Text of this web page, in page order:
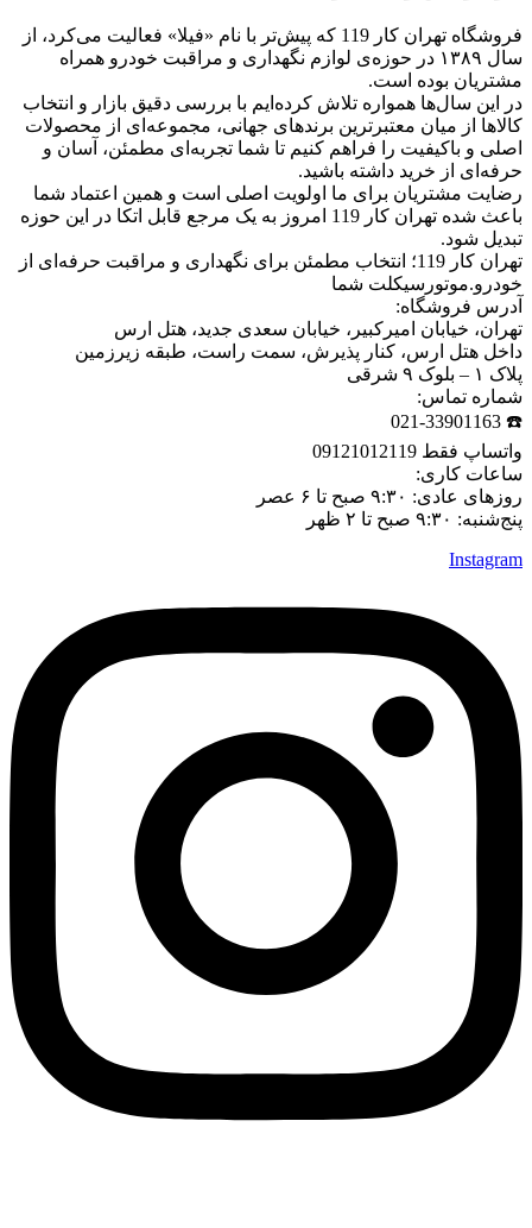
فروشگاه تهران کار 119 که پیش‌تر با نام «فیلا» فعالیت می‌کرد، از
سال ۱۳۸۹ در حوزه‌ی لوازم نگهداری و مراقبت خودرو همراه
مشتریان بوده است.
در این سال‌ها همواره تلاش کرده‌ایم با بررسی دقیق بازار و انتخاب
کالاها از میان معتبرترین برندهای جهانی، مجموعه‌ای از محصولات
اصلی و باکیفیت را فراهم کنیم تا شما تجربه‌ای مطمئن، آسان و
حرفه‌ای از خرید داشته باشید.
رضایت مشتریان برای ما اولویت اصلی است و همین اعتماد شما
باعث شده تهران کار 119 امروز به یک مرجع قابل اتکا در این حوزه
تبدیل شود.
تهران کار 119؛ انتخاب مطمئن برای نگهداری و مراقبت حرفه‌ای از
خودرو.موتورسیکلت شما
آدرس فروشگاه:
تهران، خیابان امیرکبیر، خیابان سعدی جدید، هتل ارس
داخل هتل ارس، کنار پذیرش، سمت راست، طبقه زیرزمین
پلاک ۱ – بلوک ۹ شرقی
شماره تماس:
☎️ 021-33901163
واتساپ فقط 09121012119
ساعات کاری:
روزهای عادی: ۹:۳۰ صبح تا ۶ عصر
پنج‌شنبه: ۹:۳۰ صبح تا ۲ ظهر
Instagram